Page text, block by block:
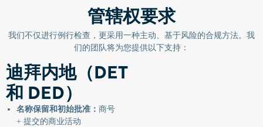
管辖权要求
我们不仅进行例行检查，更采用一种主动、基于风险的合规方法。我
们的团队将为您提供以下支持：
迪拜内地（DET
和 DED）
名称保留和初始批准： 商号
+ 提交的商业活动